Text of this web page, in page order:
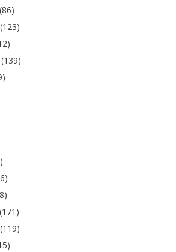
(86)
(123)
(139)
(171)
(119)